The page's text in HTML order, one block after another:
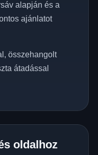
alapján és a
ajánlatot
összehangolt
átadással
oldalhoz